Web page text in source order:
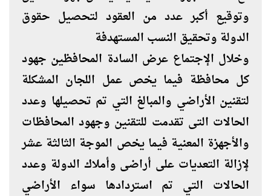
وتوقيع أكبر عدد من العقود لتحصيل حقوق
الدولة وتحقيق النسب المستهدفة
وخلال الإجتماع عرض السادة المحافظين جهود
كل محافظة فيما يخص عمل اللجان المشكلة
لتقنين الأراضي والمبالغ التي تم تحصيلها وعدد
الحالات التى تقدمت للتقنين وجهود المحافظات
والأجهزة المعنية فيما يخص الموجة الثالثة عشر
لإزالة التعديات على أراضى وأملاك الدولة وعدد
الحالات التي تم استردادها سواء الأراضي